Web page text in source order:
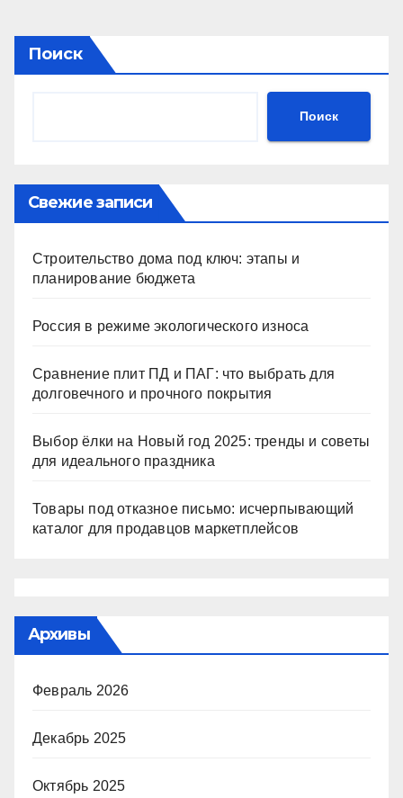
Поиск
Поиск
Свежие записи
Строительство дома под ключ: этапы и
планирование бюджета
Россия в режиме экологического износа
Сравнение плит ПД и ПАГ: что выбрать для
долговечного и прочного покрытия
Выбор ёлки на Новый год 2025: тренды и советы
для идеального праздника
Товары под отказное письмо: исчерпывающий
каталог для продавцов маркетплейсов
Архивы
Февраль 2026
Декабрь 2025
Октябрь 2025